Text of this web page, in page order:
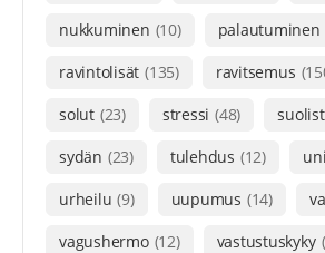
nukkuminen (10) palautuminen
ravintolisät (135) ravitsemus
solut (23) stressi (48)
sydän (23) tulehdus (12) uni
urheilu (9) uupumus (14)
vagushermo (12) vastustuskyky